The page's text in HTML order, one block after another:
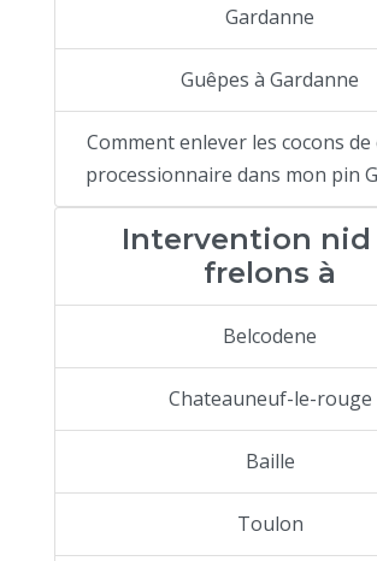
Gardanne
Guêpes à Gardanne
Comment enlever les cocons de
processionnaire dans mon pin
Intervention nid
frelons à
Belcodene
Chateauneuf-le-rouge
Baille
Toulon